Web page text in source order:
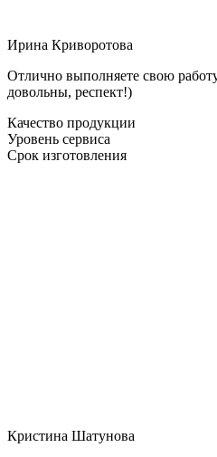
Ирина Криворотова
Отлично выполняете свою
довольны, респект!)
Качество продукции
Уровень сервиса
Срок изготовления
Кристина Шатунова